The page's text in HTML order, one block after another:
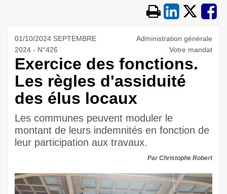
01/10/2024 SEPTEMBRE
2024 - N°426
Administration générale
Votre mandat
Exercice des fonctions.
Les règles d'assiduité
des élus locaux
Les communes peuvent moduler le
montant de leurs indemnités en fonction de
leur participation aux travaux.
Par Christophe Robert